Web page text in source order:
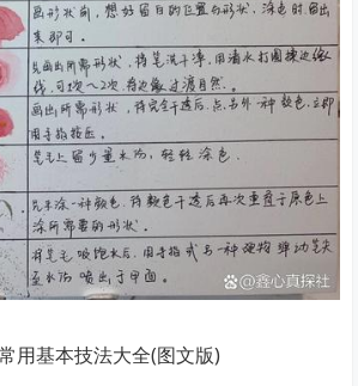
用基本技法大全(图文版)